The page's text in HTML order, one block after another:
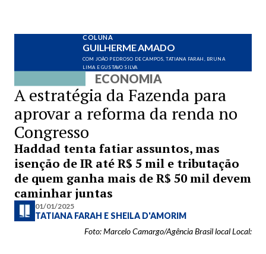
COLUNA
GUILHERME AMADO
COM JOÃO PEDROSO DE CAMPOS, TATIANA FARAH, BRUNA
LIMA E GUSTAVO SILVA
ECONOMIA
A estratégia da Fazenda para
aprovar a reforma da renda no
Congresso
Haddad tenta fatiar assuntos, mas
isenção de IR até R$ 5 mil e tributação
de quem ganha mais de R$ 50 mil devem
caminhar juntas
01/01/2025
TATIANA FARAH ESHEILA D'AMORIM
Foto: Marcelo Camargo/Agência Brasil local Local: